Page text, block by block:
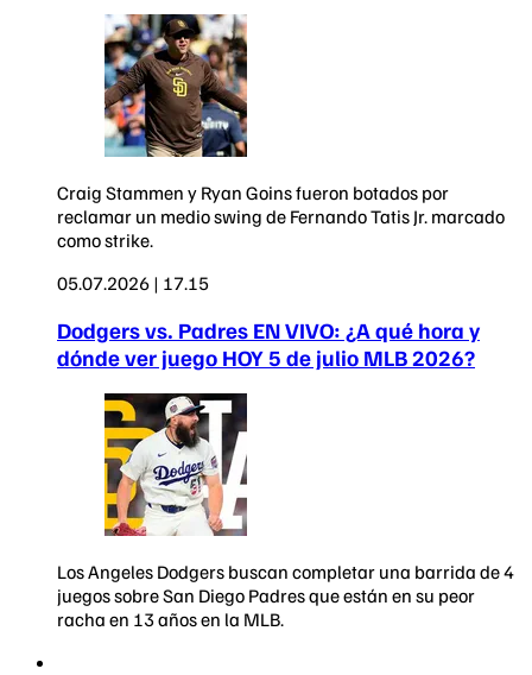
Craig Stammen y Ryan Goins fueron botados por
reclamar un medio swing de Fernando Tatis Jr. marcado
como strike.
05.07.2026 | 17.15
Dodgers vs. Padres EN VIVO: ¿A qué hora y
dónde ver juego HOY 5 de julio MLB 2026?
Los Angeles Dodgers buscan completar una barrida de 4
juegos sobre San Diego Padres que están en su peor
racha en 13 años en la MLB.